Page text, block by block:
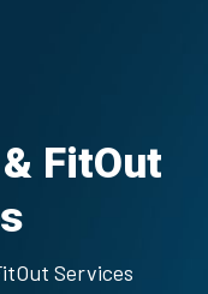
FitOut
Services